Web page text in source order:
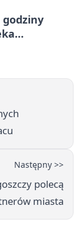
godziny
Następny >>
polecą
miasta